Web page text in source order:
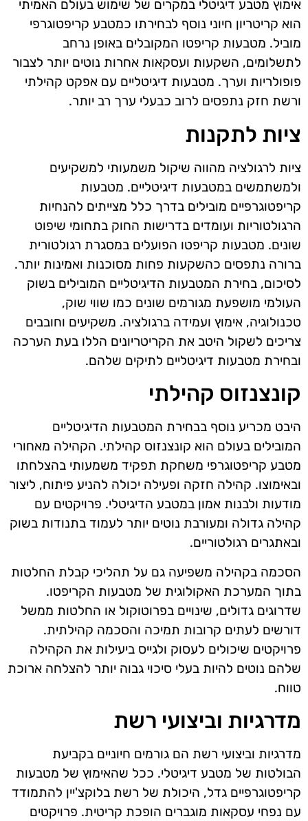
אימוץ מטבע דיגיטלי במקרים של שימוש בעולם האמיתי
הוא קריטריון חיוני נוסף לבחירתו כמטבע קריפטוגרפי
מוביל. מטבעות קריפטו המקובלים באופן נרחב
לתשלומים, השקעות ועסקאות אחרות נוטים יותר לצבור
פופולריות וערך. מטבעות דיגיטליים עם אפקט קהילתי
ורשת חזק נתפסים לרוב כבעלי ערך רב יותר.
ציות לתקנות
ציות לרגולציה מהווה שיקול משמעותי למשקיעים
ולמשתמשים במטבעות דיגיטליים. מטבעות
קריפטוגרפיים מובילים בדרך כלל מצייתים להנחיות
הרגולטוריות ועומדים בדרישות החוק בתחומי שיפוט
שונים. מטבעות קריפטו הפועלים במסגרת רגולטורית
ברורה נתפסים כהשקעות פחות מסוכנות ואמינות יותר.
לסיכום, בחירת המטבעות הדיגיטליים המובילים בשוק
העולמי מושפעת מגורמים שונים כמו שווי שוק,
טכנולוגיה, אימוץ ועמידה ברגולציה. משקיעים וחובבים
צריכים לשקול היטב את הקריטריונים הללו בעת הערכה
ובחירת מטבעות דיגיטליים לתיקים שלהם.
קונצנזוס קהילתי
היבט מכריע נוסף בבחירת המטבעות הדיגיטליים
המובילים בעולם הוא קונצנזוס קהילתי. הקהילה מאחורי
מטבע קריפטוגרפי משחקת תפקיד משמעותי בהצלחתו
ובאימוצו. קהילה חזקה ופעילה יכולה להניע פיתוח, ליצור
מודעות ולבנות אמון במטבע הדיגיטלי. פרויקטים עם
קהילה גדולה ומעורבת נוטים יותר לעמוד בתנודות בשוק
ובאתגרים רגולטוריים.
הסכמה בקהילה משפיעה גם על תהליכי קבלת החלטות
בתוך המערכת האקולוגית של מטבעות הקריפטו.
שדרוגים גדולים, שינויים בפרוטוקול או החלטות ממשל
דורשים לעתים קרובות תמיכה והסכמה קהילתית.
פרויקטים שיכולים לעסוק ולגייס ביעילות את הקהילה
שלהם נוטים להיות בעלי סיכוי גבוה יותר להצלחה ארוכת
טווח.
מדרגיות וביצועי רשת
מדרגיות וביצועי רשת הם גורמים חיוניים בקביעת
הבולטות של מטבע דיגיטלי. ככל שהאימוץ של מטבעות
קריפטוגרפיים גדל, היכולת של רשת בלוקצ'יין להתמודד
עם נפחי עסקאות מוגברים הופכת קריטית. פרויקטים